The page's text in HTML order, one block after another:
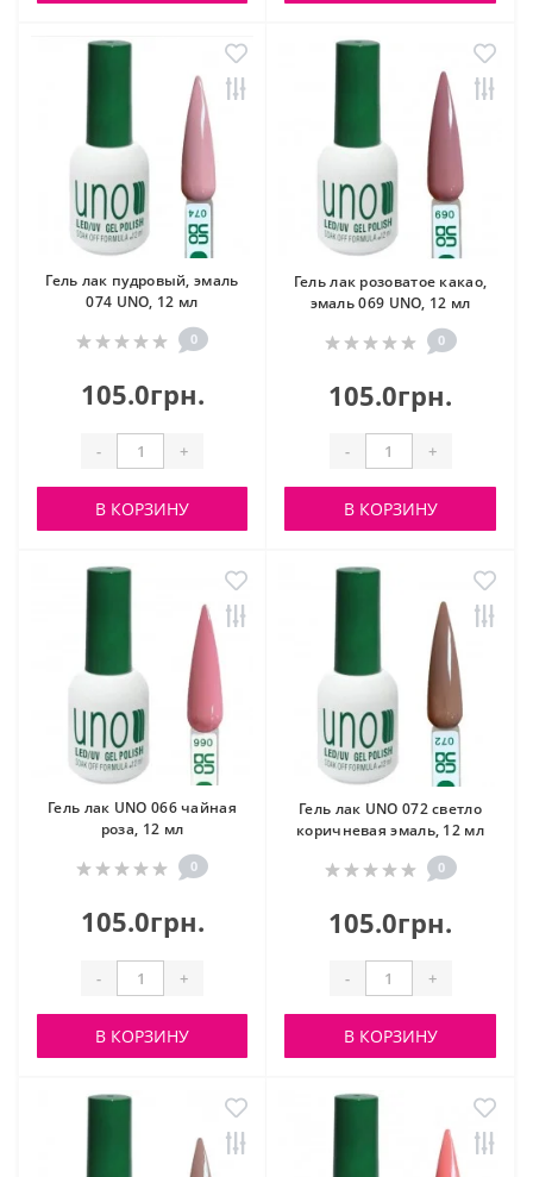
Гель лак пудровый, эмаль
074 UNO, 12 мл
0
105.0грн.
- +
В КОРЗИНУ
Гель лак розоватое какао,
эмаль 069 UNO, 12 мл
0
105.0грн.
- +
В КОРЗИНУ
Гель лак UNO 066 чайная
роза, 12 мл
0
105.0грн.
- +
В КОРЗИНУ
Гель лак UNO 072 светло
коричневая эмаль, 12 мл
0
105.0грн.
- +
В КОРЗИНУ